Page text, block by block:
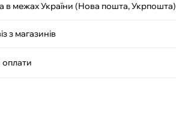
в межах України (Нова пошта, Укрпошта)
з магазинів